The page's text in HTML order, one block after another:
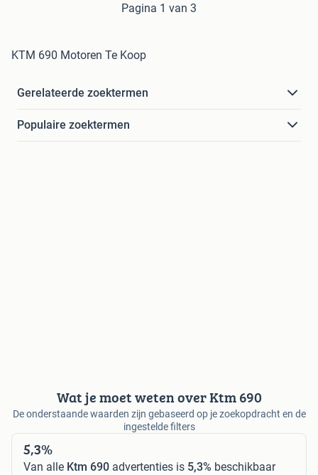
Pagina 1 van 3
KTM 690 Motoren Te Koop
Gerelateerde zoektermen
Populaire zoektermen
Wat je moet weten over Ktm 690
De onderstaande waarden zijn gebaseerd op je zoekopdracht en de
ingestelde filters
5,3%
Van alle Ktm 690 advertenties is 5,3% beschikbaar